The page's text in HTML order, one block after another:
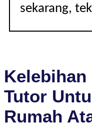
sekarang,
Kelebihan
Tutor
Rumah